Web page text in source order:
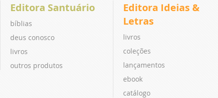
Editora Santuário
bíblias
deus conosco
livros
outros produtos
Editora Ideias &
Letras
livros
coleções
lançamentos
ebook
catálogo